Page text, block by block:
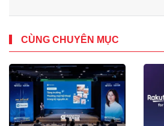
CÙNG CHUYÊN MỤC